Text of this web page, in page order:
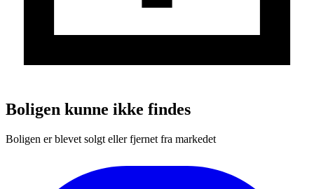
Boligen kunne ikke findes
Boligen er blevet solgt eller fjernet fra markedet